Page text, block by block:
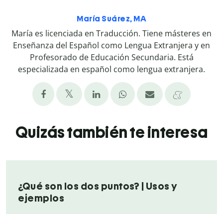
María Suárez, MA
María es licenciada en Traducción. Tiene másteres en
Enseñanza del Español como Lengua Extranjera y en
Profesorado de Educación Secundaria. Está
especializada en español como lengua extranjera.
Quizás también te interesa
¿Qué son los dos puntos? | Usos y
ejemplos